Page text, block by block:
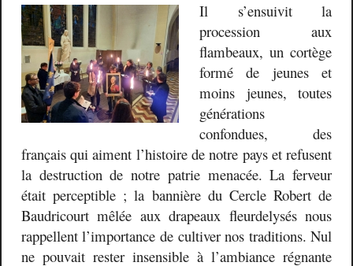
Il s’ensuivit la
procession aux
flambeaux, un cortège
formé de jeunes et
moins jeunes, toutes
générations
confondues, des
français qui aiment l’histoire de notre pays et refusent
la destruction de notre patrie menacée. La ferveur
était perceptible ; la bannière du Cercle Robert de
Baudricourt mêlée aux drapeaux fleurdelysés nous
rappellent l’importance de cultiver nos traditions. Nul
ne pouvait rester insensible à l’ambiance régnante